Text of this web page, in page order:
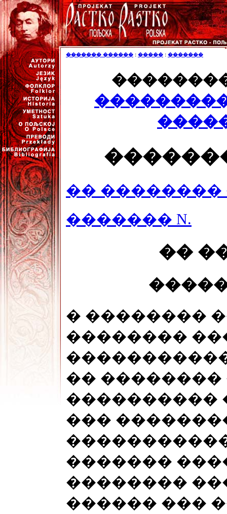
������� ������ : ����� : �������
�� ��������
������� N.
��
� ��������
��������
�� ��������
����������
���
�������
��������
������ ���